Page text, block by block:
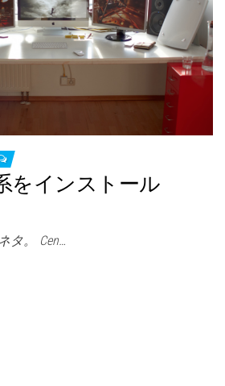
をインストール
タ。 Cen…